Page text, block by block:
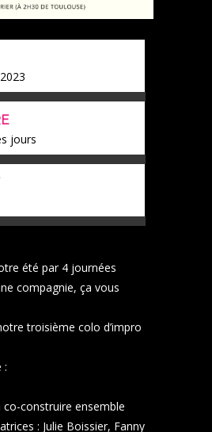
jours
été par 4 journées
compagnie, ça vous
troisième colo d’impro
:
co-construire ensemble
: Julie Boissier, Fanny